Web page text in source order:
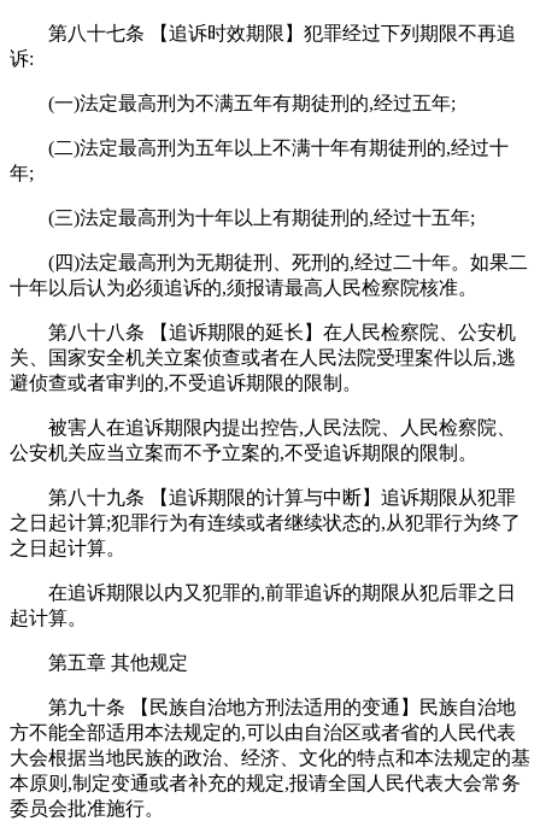
第八十七条 【追诉时效期限】犯罪经过下列期限不再追
诉:
(一)法定最高刑为不满五年有期徒刑的,经过五年;
(二)法定最高刑为五年以上不满十年有期徒刑的,经过十
年;
(三)法定最高刑为十年以上有期徒刑的,经过十五年;
(四)法定最高刑为无期徒刑、死刑的,经过二十年。如果二
十年以后认为必须追诉的,须报请最高人民检察院核准。
第八十八条 【追诉期限的延长】在人民检察院、公安机
关、国家安全机关立案侦查或者在人民法院受理案件以后,逃
避侦查或者审判的,不受追诉期限的限制。
被害人在追诉期限内提出控告,人民法院、人民检察院、
公安机关应当立案而不予立案的,不受追诉期限的限制。
第八十九条 【追诉期限的计算与中断】追诉期限从犯罪
之日起计算;犯罪行为有连续或者继续状态的,从犯罪行为终了
之日起计算。
在追诉期限以内又犯罪的,前罪追诉的期限从犯后罪之日
起计算。
第五章 其他规定
第九十条 【民族自治地方刑法适用的变通】民族自治地
方不能全部适用本法规定的,可以由自治区或者省的人民代表
大会根据当地民族的政治、经济、文化的特点和本法规定的基
本原则,制定变通或者补充的规定,报请全国人民代表大会常务
委员会批准施行。